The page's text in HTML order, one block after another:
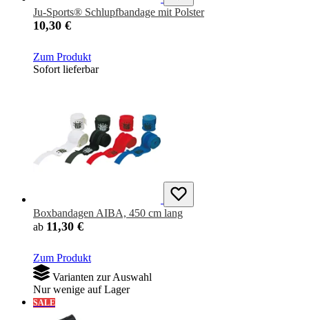
Ju-Sports® Schlupfbandage mit Polster
10,30 €
Zum Produkt
Sofort lieferbar
Boxbandagen AIBA, 450 cm lang
ab 11,30 €
Zum Produkt
Varianten zur Auswahl
Nur wenige auf Lager
SALE